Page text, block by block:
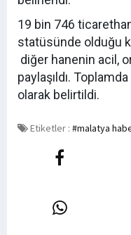
19 bin 746
statüsünde olduğu
diğer hanenin acil,
paylaşıldı. Toplamda
olarak belirtildi.
Etiketler : #malatya